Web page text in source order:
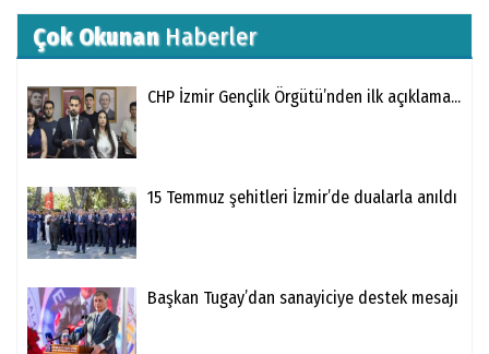
Çok OkunanHaberler
CHP İzmir Gençlik Örgütü’nden ilk açıklama...
15 Temmuz şehitleri İzmir’de dualarla anıldı
Başkan Tugay’dan sanayiciye destek mesajı